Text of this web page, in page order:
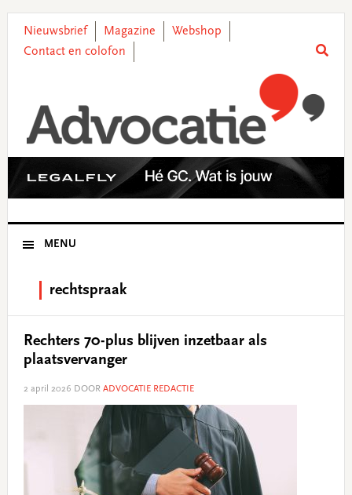
primary
main
primary
footer
Nieuwsbrief Magazine
Webshop
Contact en colofon
MENU
rechtspraak
Rechters 70-plus blijven inzetbaar als
plaatsvervanger
2 april 2026 DOOR ADVOCATIE REDACTIE